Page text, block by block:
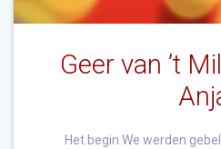
Geer van ’t
Het begin We werden